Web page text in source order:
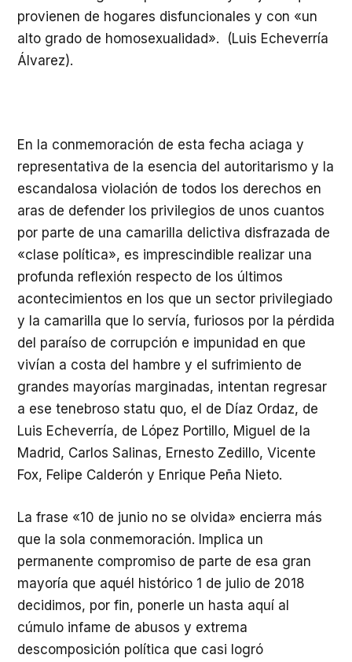
provienen de hogares disfuncionales y con «un
alto grado de homosexualidad». (Luis Echeverría
Álvarez).
En la conmemoración de esta fecha aciaga y
representativa de la esencia del autoritarismo y la
escandalosa violación de todos los derechos en
aras de defender los privilegios de unos cuantos
por parte de una camarilla delictiva disfrazada de
«clase política», es imprescindible realizar una
profunda reflexión respecto de los últimos
acontecimientos en los que un sector privilegiado
y la camarilla que lo servía, furiosos por la pérdida
del paraíso de corrupción e impunidad en que
vivían a costa del hambre y el sufrimiento de
grandes mayorías marginadas, intentan regresar
a ese tenebroso statu quo, el de Díaz Ordaz, de
Luis Echeverría, de López Portillo, Miguel de la
Madrid, Carlos Salinas, Ernesto Zedillo, Vicente
Fox, Felipe Calderón y Enrique Peña Nieto.
La frase «10 de junio no se olvida» encierra más
que la sola conmemoración. Implica un
permanente compromiso de parte de esa gran
mayoría que aquél histórico 1 de julio de 2018
decidimos, por fin, ponerle un hasta aquí al
cúmulo infame de abusos y extrema
descomposición política que casi logró